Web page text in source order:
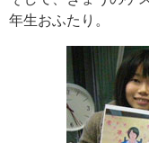
o
k
年生おふたり。